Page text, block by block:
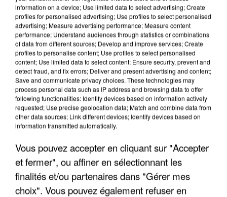
APRÈS TOUTES CES CANICULES, LES REFUGES
DE FAUNE SAUVAGE SONT...
information on a device; Use limited data to select advertising; Create
profiles for personalised advertising; Use profiles to select personalised
advertising; Measure advertising performance; Measure content
performance; Understand audiences through statistics or combinations
of data from different sources; Develop and improve services; Create
profiles to personalise content; Use profiles to select personalised
content; Use limited data to select content; Ensure security, prevent and
detect fraud, and fix errors; Deliver and present advertising and content;
Save and communicate privacy choices. These technologies may
process personal data such as IP address and browsing data to offer
following functionalities: Identify devices based on information actively
requested; Use precise geolocation data; Match and combine data from
other data sources; Link different devices; Identify devices based on
information transmitted automatically.
Vous pouvez accepter en cliquant sur "Accepter
et fermer", ou affiner en sélectionnant les
finalités et/ou partenaires dans "Gérer mes
choix". Vous pouvez également refuser en